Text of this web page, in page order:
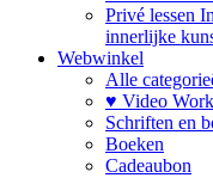
Privé lessen
innerlijke
Webwinkel
Alle
♥ Video
Schriften en
Boeken
Cadeaubon